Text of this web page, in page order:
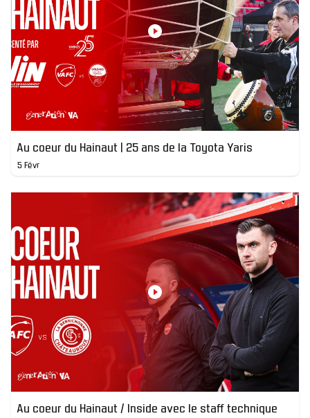
Au coeur du Hainaut | 25 ans de la Toyota Yaris
5 Févr
Au coeur du Hainaut / Inside avec le staff technique